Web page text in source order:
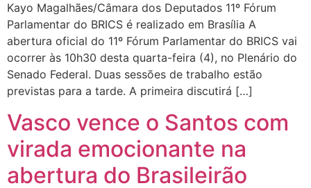
Kayo Magalhães/Câmara dos Deputados 11º Fórum
Parlamentar do BRICS é realizado em Brasília A
abertura oficial do 11º Fórum Parlamentar do BRICS vai
ocorrer às 10h30 desta quarta-feira (4), no Plenário do
Senado Federal. Duas sessões de trabalho estão
previstas para a tarde. A primeira discutirá […]
Vasco vence o Santos com
virada emocionante na
abertura do Brasileirão